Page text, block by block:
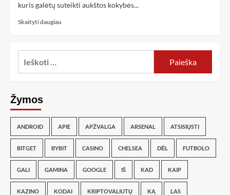
kuris galėtų suteikti aukštos kokybės...
Skaityti daugiau
Žymos
ANDROID APIE APŽVALGA ARSENAL ATSISIŲSTI
BITGET BYBIT CASINO CHELSEA DĖL FUTBOLO
GALI GAMINA GOOGLE IŠ KAD KAIP
KAZINO KODAI KRIPTOVALIUTŲ KĄ LAS